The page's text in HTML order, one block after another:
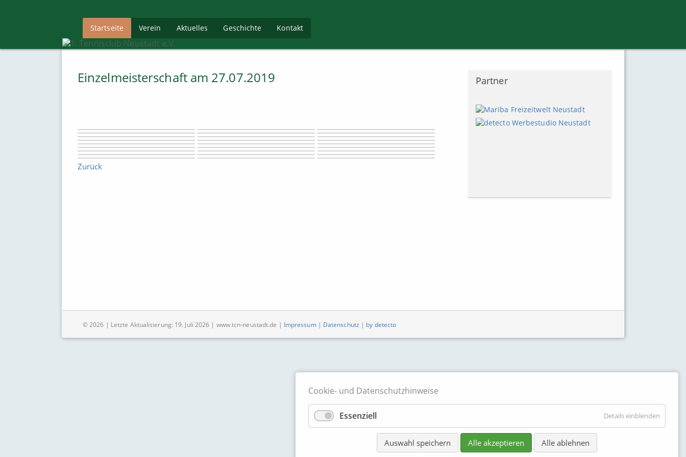
Startseite Verein Aktuelles Geschichte Kontakt
Einzelmeisterschaft am 27.07.2019
Zurück
Partner
© 2026 | Letzte Aktualisierung: 19. Juli 2026 | www.tcn-neustadt.de | Impressum| Datenschutz | by detecto
Cookie- und Datenschutzhinweise
Essenziell Details einblenden
Auswahl speichern Alle akzeptieren Alle ablehnen